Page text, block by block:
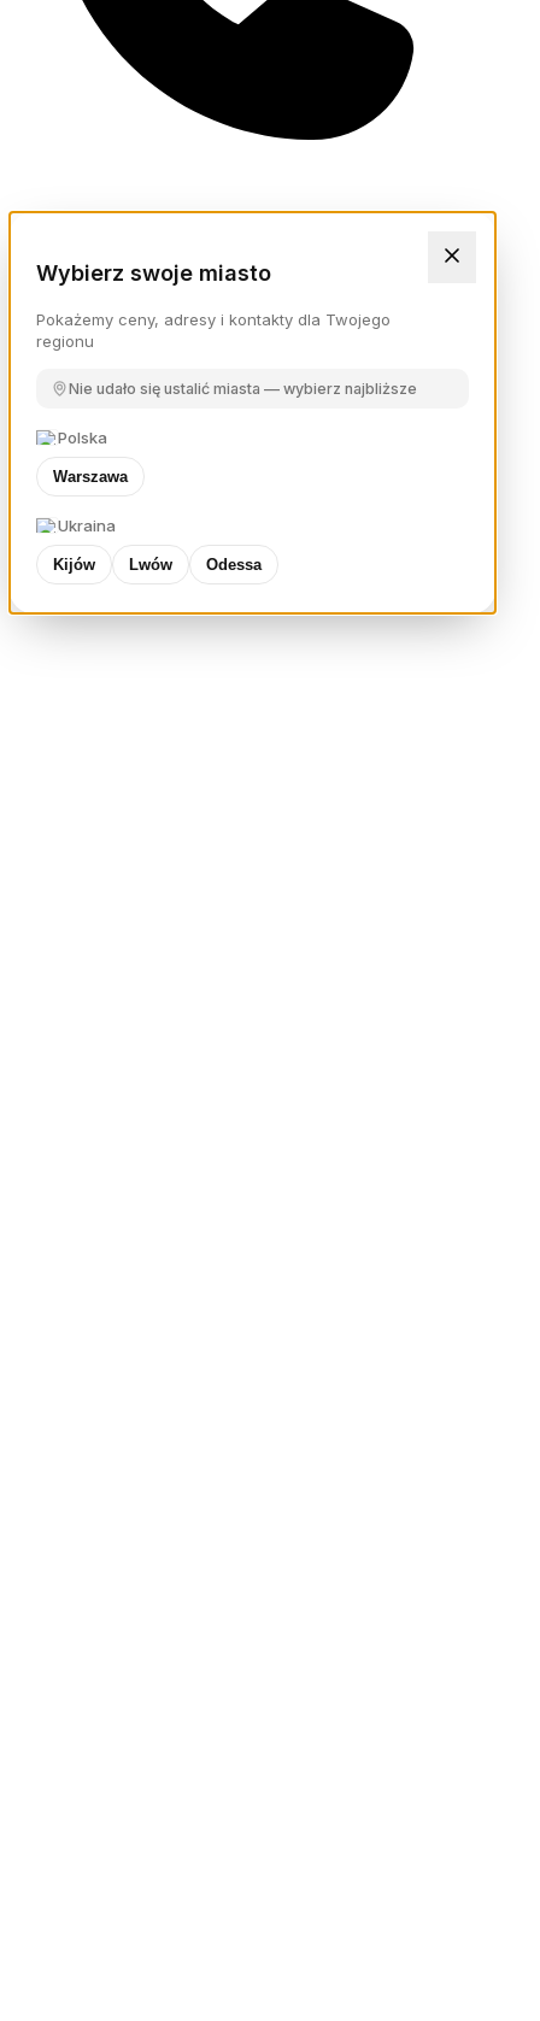
Wybierz swoje miasto
Pokażemy ceny, adresy i kontakty dla Twojego
regionu
Nie udało się ustalić miasta — wybierz najbliższe
Polska
Warszawa
Ukraina
Kijów Lwów Odessa